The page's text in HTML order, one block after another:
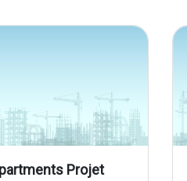
Projet